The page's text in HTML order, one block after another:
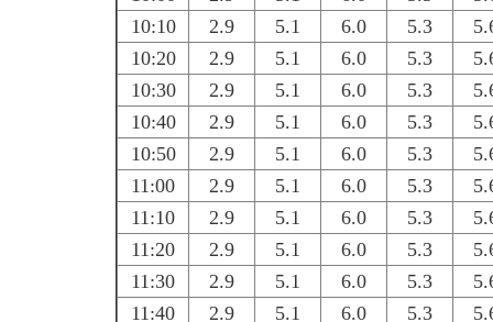
10:10
2.9 5.1 6.0 5.3
10:20
2.9 5.1 6.0 5.3
10:30
2.9 5.1 6.0 5.3
10:40
2.9 5.1 6.0 5.3
10:50
2.9 5.1 6.0 5.3
11:00
2.9 5.1 6.0 5.3
11:10
2.9 5.1 6.0 5.3
11:20
2.9 5.1 6.0 5.3
11:30
2.9 5.1 6.0 5.3
11:40
2.9 5.1 6.0 5.3